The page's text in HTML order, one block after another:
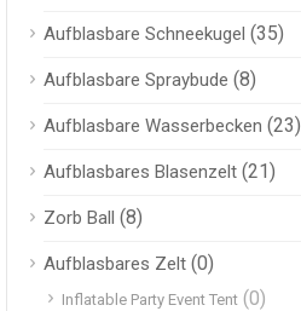
Aufblasbare Schneekugel (35)
Aufblasbare Spraybude (8)
Aufblasbare Wasserbecken (23)
Aufblasbares Blasenzelt (21)
Zorb Ball (8)
Aufblasbares Zelt (0)
Inflatable Party Event Tent (0)